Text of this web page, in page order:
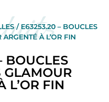
/ E63253.20 – BOUCLES
À L’OR FIN
BOUCLES
GLAMOUR
L’OR FIN